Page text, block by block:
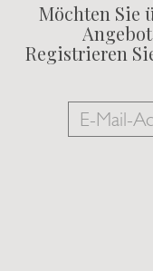
Möchten Sie
Registrieren